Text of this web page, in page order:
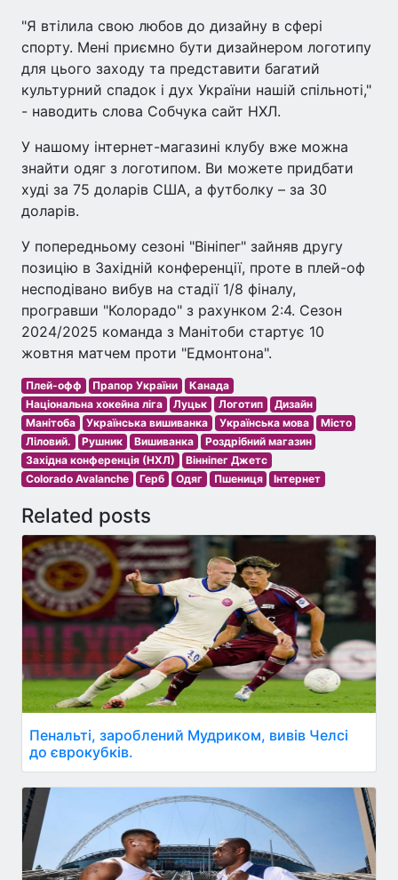
"Я втілила свою любов до дизайну в сфері
спорту. Мені приємно бути дизайнером логотипу
для цього заходу та представити багатий
культурний спадок і дух України нашій спільноті,"
- наводить слова Собчука сайт НХЛ.
У нашому інтернет-магазині клубу вже можна
знайти одяг з логотипом. Ви можете придбати
худі за 75 доларів США, а футболку – за 30
доларів.
У попередньому сезоні "Вініпег" зайняв другу
позицію в Західній конференції, проте в плей-оф
несподівано вибув на стадії 1/8 фіналу,
програвши "Колорадо" з рахунком 2:4. Сезон
2024/2025 команда з Манітоби стартує 10
жовтня матчем проти "Едмонтона".
Плей-офф Прапор України
Канада
Національна хокейна ліга
Луцьк Логотип
Дизайн
Манітоба
Українська вишиванка Українська мова
Місто
Ліловий.
Рушник Вишиванка
Роздрібний магазин
Західна конференція (НХЛ)
Вінніпег Джетс
Colorado Avalanche
Герб Одяг Пшениця Інтернет
Related posts
Пенальті, зароблений Мудриком, вивів Челсі
до єврокубків.